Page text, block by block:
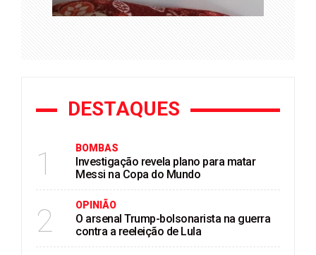
DESTAQUES
1 BOMBAS
Investigação revela plano para matar
Messi na Copa do Mundo
2 OPINIÃO
O arsenal Trump-bolsonarista na guerra
contra a reeleição de Lula